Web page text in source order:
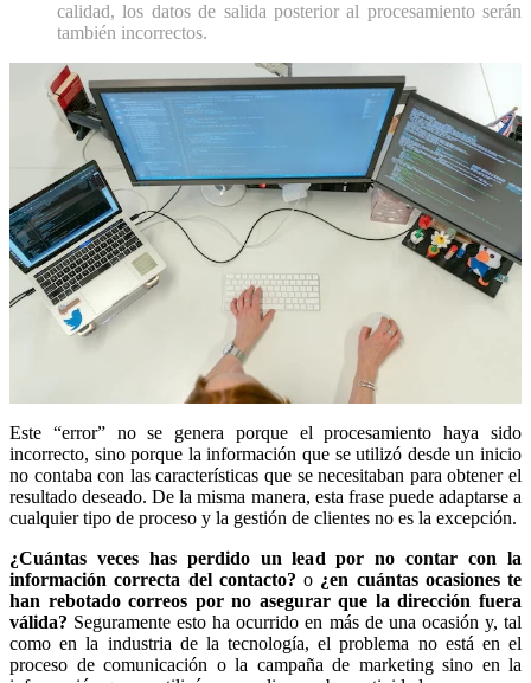
calidad, los datos de salida posterior al procesamiento serán
también incorrectos.
Este “error” no se genera porque el procesamiento haya sido
incorrecto, sino porque la información que se utilizó desde un inicio
no contaba con las características que se necesitaban para obtener el
resultado deseado. De la misma manera, esta frase puede adaptarse a
cualquier tipo de proceso y la gestión de clientes no es la excepción.
¿Cuántas veces has perdido un lead por no contar con la
información correcta del contacto? o ¿en cuántas ocasiones te
han rebotado correos por no asegurar que la dirección fuera
válida? Seguramente esto ha ocurrido en más de una ocasión y, tal
como en la industria de la tecnología, el problema no está en el
proceso de comunicación o la campaña de marketing sino en la